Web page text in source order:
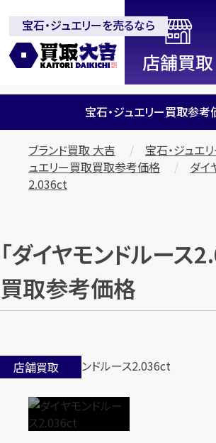
全国2200店舗以上展開中！信頼と実績
吉」
宝石・ジュエリーを売るなら
宝石・ジュエリー買取参考
ブランド買取 大吉 宝石・ジュエ
ュエリー買取買取参考価格
ダイ
2.036ct
「ダイヤモンドルース
買取参考価格
店舗買取